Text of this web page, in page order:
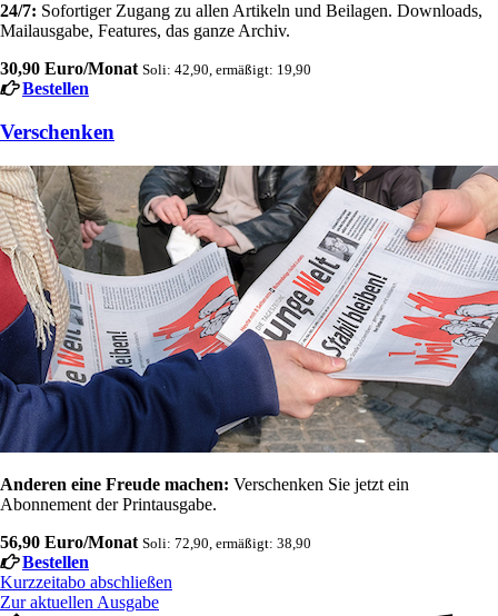
24/7: Sofortiger Zugang zu allen Artikeln und Beilagen. Downloads,
Mailausgabe, Features, das ganze Archiv.
30,90 Euro/Monat Soli: 42,90, ermäßigt: 19,90
Bestellen
Verschenken
Anderen eine Freude machen: Verschenken Sie jetzt ein
Abonnement der Printausgabe.
56,90 Euro/Monat Soli: 72,90, ermäßigt: 38,90
Bestellen
Kurzzeitabo abschließen
Zur aktuellen Ausgabe